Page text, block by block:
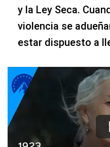
y la Ley Seca.
violencia se
estar dispuesto a